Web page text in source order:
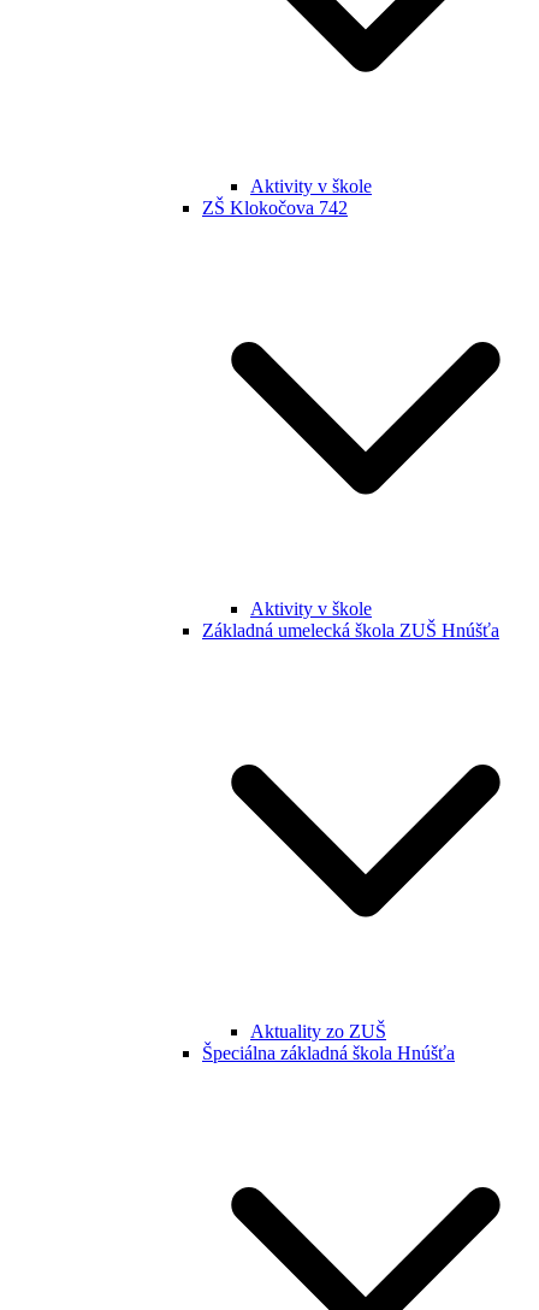
Aktivity v škole
ZŠ Klokočova 742
Aktivity v škole
Základná umelecká škola ZUŠ Hnúšťa
Aktuality zo ZUŠ
Špeciálna základná škola Hnúšťa